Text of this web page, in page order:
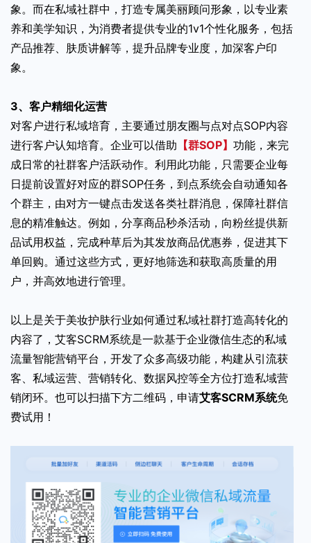
象。而在私域社群中，打造专属美丽顾问形象，以专业素
养和美学知识，为消费者提供专业的1v1个性化服务，包括
产品推荐、肤质讲解等，提升品牌专业度，加深客户印
象。
3、客户精细化运营
对客户进行私域培育，主要通过朋友圈与点对点SOP内容
进行客户认知培育。企业可以借助 【群SOP】 功能，来完
成日常的社群客户活跃动作。利用此功能，只需要企业每
日提前设置好对应的群SOP任务，到点系统会自动通知各
个群主，由对方一键点击发送各类社群消息，保障社群信
息的精准触达。例如，分享商品秒杀活动，向粉丝提供新
品试用权益，完成种草后为其发放商品优惠券，促进其下
单回购。通过这些方式，更好地筛选和获取高质量的用
户，并高效地进行管理。
以上是关于美妆护肤行业如何通过私域社群打造高转化的
内容了，艾客SCRM系统是一款基于企业微信生态的私域
流量智能营销平台，开发了众多高级功能，构建从引流获
客、私域运营、营销转化、数据风控等全方位打造私域营
销闭环。也可以扫描下方二维码，申请艾客SCRM系统免
费试用！